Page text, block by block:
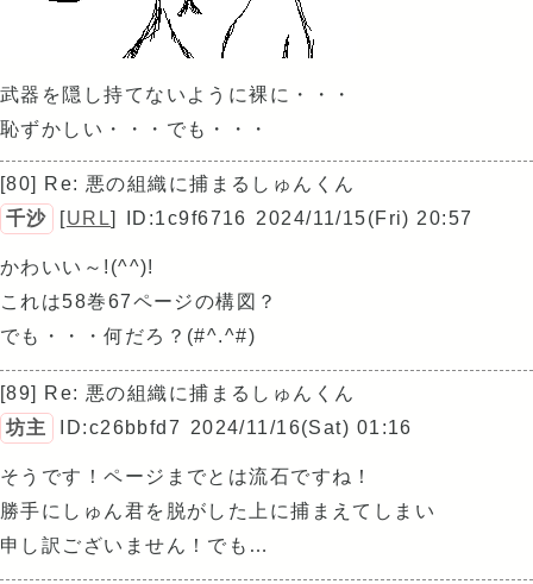
武器を隠し持てないように裸に・・・
恥ずかしい・・・でも・・・
[80] Re: 悪の組織に捕まるしゅんくん
千沙
[URL] ID:1c9f6716 2024/11/15(Fri) 20:57
かわいい～!(^^)!
これは58巻67ページの構図？
でも・・・何だろ？(#^.^#)
[89] Re: 悪の組織に捕まるしゅんくん
坊主
ID:c26bbfd7 2024/11/16(Sat) 01:16
そうです！ページまでとは流石ですね！
勝手にしゅん君を脱がした上に捕まえてしまい
申し訳ございません！でも…